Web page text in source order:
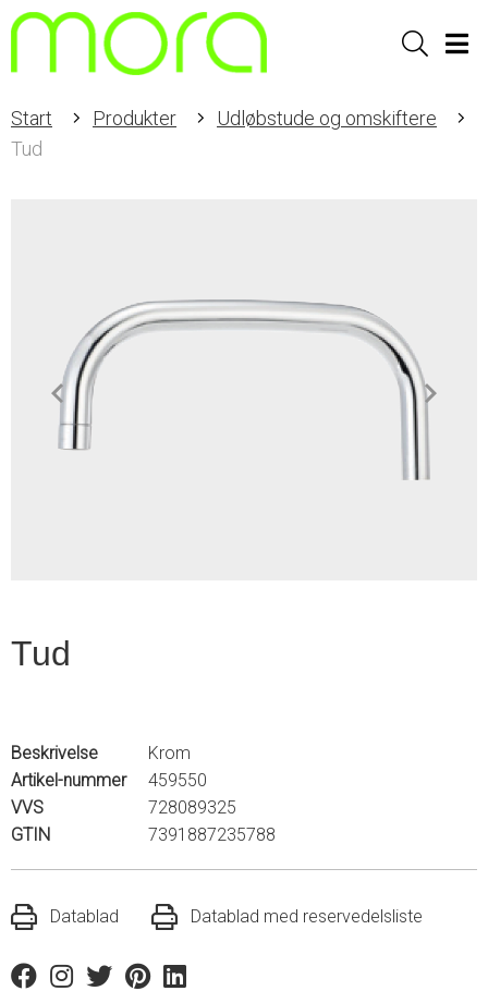
Sök
Start Produkter
Udløbstude og omskiftere
Tud
Tud
Beskrivelse
Krom
Artikel-nummer
459550
VVS
728089325
GTIN
7391887235788
Datablad Datablad med reservedelsliste